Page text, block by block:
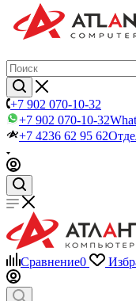
+7 902 070-10-32
+7 902 070-10-32
+7 4236 62 95 62
Сравнение0